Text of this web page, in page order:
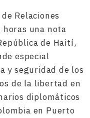
Relaciones
una nota
de Haití,
especial
y seguridad de los
de la libertad en
diplomáticos
en Puerto